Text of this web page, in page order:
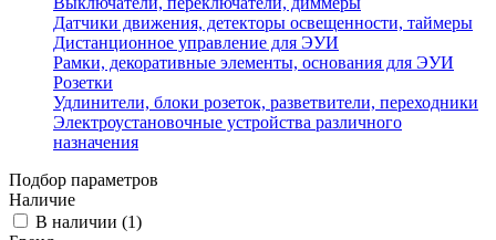
Датчики движения, детекторы освещенности, таймеры
Дистанционное управление для ЭУИ
Рамки, декоративные элементы, основания для ЭУИ
Розетки
Удлинители, блоки розеток, разветвители, переходники
Электроустановочные устройства различного
назначения
Подбор параметров
Наличие
В наличии (1)